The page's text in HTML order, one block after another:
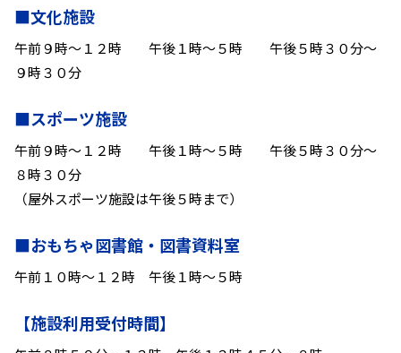
■文化施設
午前９時～１２時 午後１時～５時 午後５時３０分～
９時３０分
■スポーツ施設
午前９時～１２時 午後１時～５時 午後５時３０分～
８時３０分
（屋外スポーツ施設は午後５時まで）
■おもちゃ図書館・図書資料室
午前１０時～１２時 午後１時～５時
【施設利用受付時間】